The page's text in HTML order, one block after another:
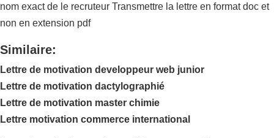
nom exact de le recruteur Transmettre la lettre en format doc et
non en extension pdf
Similaire:
Lettre de motivation developpeur web junior
Lettre de motivation dactylographié
Lettre de motivation master chimie
Lettre motivation commerce international